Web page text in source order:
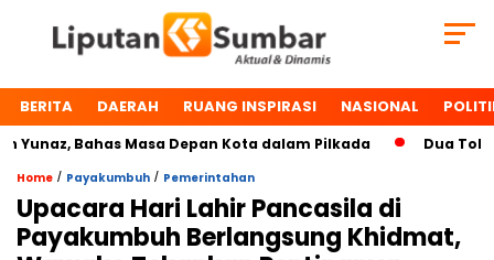
BERITA DAERAH RUANG INSPIRASI NASIONAL
Bahas Masa Depan Kota dalam Pilkada Dua Tokoh
Home / Payakumbuh / Pemerintahan
Upacara Hari Lahir Pancasila di
Payakumbuh Berlangsung Khidmat,